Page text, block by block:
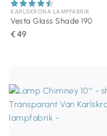
KARLSKRONA LAMPFABRIK
Vesta Glass Shade 190
€ 49